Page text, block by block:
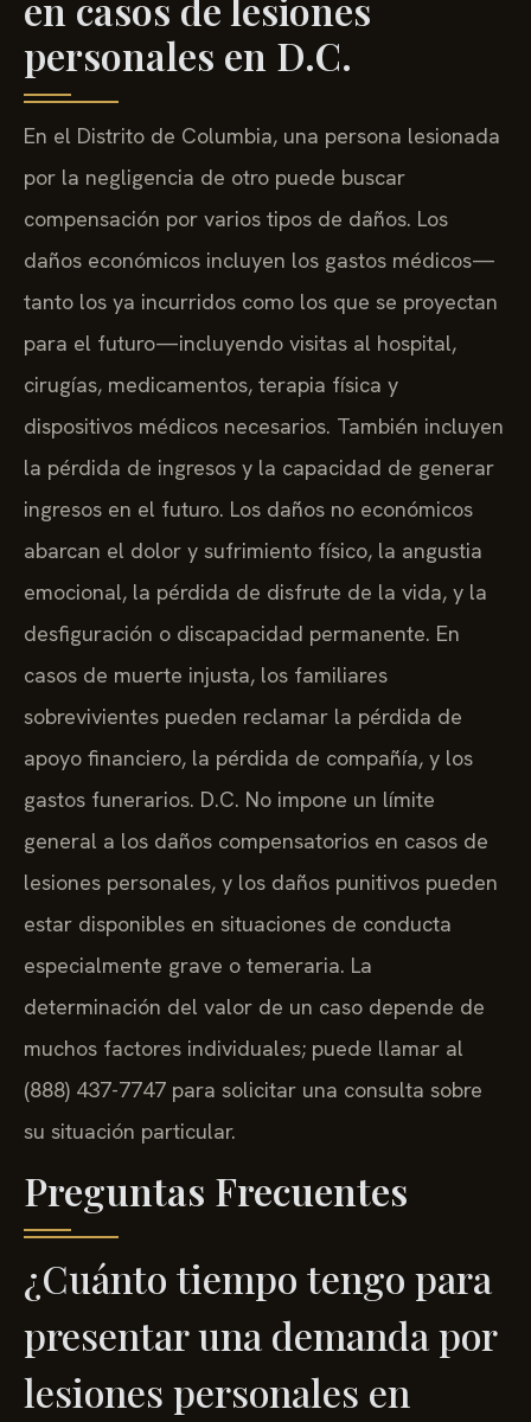
personales en D.C.
En el Distrito de Columbia, una persona lesionada
por la negligencia de otro puede buscar
compensación por varios tipos de daños. Los
daños económicos incluyen los gastos médicos—
tanto los ya incurridos como los que se proyectan
para el futuro—incluyendo visitas al hospital,
cirugías, medicamentos, terapia física y
dispositivos médicos necesarios. También incluyen
la pérdida de ingresos y la capacidad de generar
ingresos en el futuro. Los daños no económicos
abarcan el dolor y sufrimiento físico, la angustia
emocional, la pérdida de disfrute de la vida, y la
desfiguración o discapacidad permanente. En
casos de muerte injusta, los familiares
sobrevivientes pueden reclamar la pérdida de
apoyo financiero, la pérdida de compañía, y los
gastos funerarios. D.C. No impone un límite
general a los daños compensatorios en casos de
lesiones personales, y los daños punitivos pueden
estar disponibles en situaciones de conducta
especialmente grave o temeraria. La
determinación del valor de un caso depende de
muchos factores individuales; puede llamar al
(888) 437-7747 para solicitar una consulta sobre
su situación particular.
Preguntas Frecuentes
¿Cuánto tiempo tengo para
presentar una demanda por
lesiones personales en